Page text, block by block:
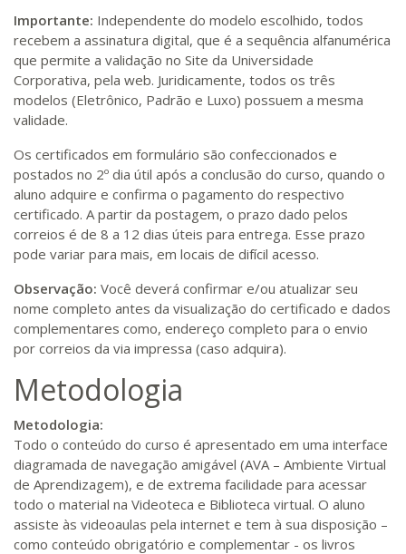
Importante: Independente do modelo escolhido, todos
recebem a assinatura digital, que é a sequência alfanumérica
que permite a validação no Site da Universidade
Corporativa, pela web. Juridicamente, todos os três
modelos (Eletrônico, Padrão e Luxo) possuem a mesma
validade.
Os certificados em formulário são confeccionados e
postados no 2º dia útil após a conclusão do curso, quando o
aluno adquire e confirma o pagamento do respectivo
certificado. A partir da postagem, o prazo dado pelos
correios é de 8 a 12 dias úteis para entrega. Esse prazo
pode variar para mais, em locais de difícil acesso.
Observação: Você deverá confirmar e/ou atualizar seu
nome completo antes da visualização do certificado e dados
complementares como, endereço completo para o envio
por correios da via impressa (caso adquira).
Metodologia
Metodologia:
Todo o conteúdo do curso é apresentado em uma interface
diagramada de navegação amigável (AVA – Ambiente Virtual
de Aprendizagem), e de extrema facilidade para acessar
todo o material na Videoteca e Biblioteca virtual. O aluno
assiste às videoaulas pela internet e tem à sua disposição –
como conteúdo obrigatório e complementar - os livros